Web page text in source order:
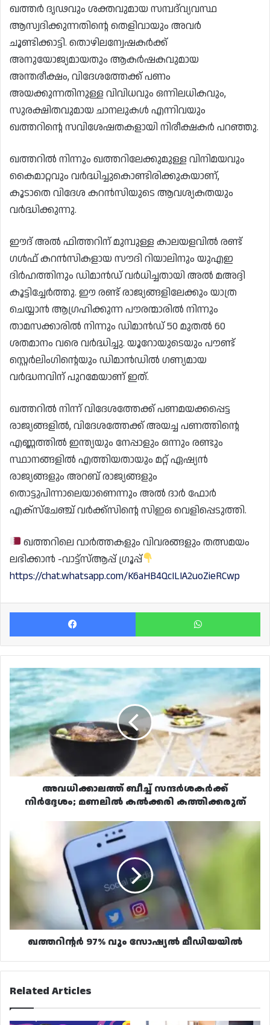
ഖത്തർ ദൃഢവും ശക്തവുമായ സമ്പദ്‌വ്യവസ്ഥ
ആസ്വദിക്കുന്നതിന്റെ തെളിവായും അവർ
ചൂണ്ടിക്കാട്ടി. തൊഴിലന്വേഷകർക്ക്
അനുയോജ്യമായതും ആകർഷകവുമായ
അന്തരീക്ഷം, വിദേശത്തേക്ക് പണം
അയക്കുന്നതിനുള്ള വിവിധവും ഒന്നിലധികവും,
സുരക്ഷിതവുമായ ചാനലുകൾ എന്നിവയും
ഖത്തറിന്റെ സവിശേഷതകളായി നിരീക്ഷകർ പറഞ്ഞു.
ഖത്തറിൽ നിന്നും ഖത്തറിലേക്കുമുള്ള വിനിമയവും
കൈമാറ്റവും വർദ്ധിച്ചുകൊണ്ടിരിക്കുകയാണ്,
കൂടാതെ വിദേശ കറൻസിയുടെ ആവശ്യകതയും
വർദ്ധിക്കുന്നു.
ഈദ് അൽ ഫിത്തറിന് മുമ്പുള്ള കാലയളവിൽ രണ്ട്
ഗൾഫ് കറൻസികളായ സൗദി റിയാലിനും യുഎഇ
ദിർഹത്തിനും ഡിമാൻഡ് വർധിച്ചതായി അൽ മഅദ്ദി
കൂട്ടിച്ചേർത്തു. ഈ രണ്ട് രാജ്യങ്ങളിലേക്കും യാത്ര
ചെയ്യാൻ ആഗ്രഹിക്കുന്ന പൗരന്മാരിൽ നിന്നും
താമസക്കാരിൽ നിന്നും ഡിമാൻഡ് 50 മുതൽ 60
ശതമാനം വരെ വർദ്ധിച്ചു. യൂറോയുടെയും പൗണ്ട്
സ്റ്റെർലിംഗിന്റെയും ഡിമാൻഡിൽ ഗണ്യമായ
വർദ്ധനവിന് പുറമേയാണ് ഇത്.
ഖത്തറിൽ നിന്ന് വിദേശത്തേക്ക് പണമയക്കപ്പെട്ട
രാജ്യങ്ങളിൽ, വിദേശത്തേക്ക് അയച്ച പണത്തിന്റെ
എണ്ണത്തിൽ ഇന്ത്യയും നേപ്പാളും ഒന്നും രണ്ടും
സ്ഥാനങ്ങളിൽ എത്തിയതായും മറ്റ് ഏഷ്യൻ
രാജ്യങ്ങളും അറബ് രാജ്യങ്ങളും
തൊട്ടുപിന്നാലെയാണെന്നും അൽ ദാർ ഫോർ
എക്‌സ്‌ചേഞ്ച് വർക്ക്‌സിന്റെ സിഇഒ വെളിപ്പെടുത്തി.
ഖത്തറിലെ വാർത്തകളും വിവരങ്ങളും തത്സമയം
ലഭിക്കാൻ -വാട്ട്സ്ആപ്പ് ഗ്രൂപ്പ്
https://chat.whatsapp.com/K6aHB4QcILIA2uoZieRCwp
Facebook
അവധിക്കാലത്ത്
ബീച്ച്
സന്ദർശകർക്ക്
നിർദ്ദേശം;
മണലിൽ
കൽക്കരി
കത്തിക്കരുത്
അവധിക്കാലത്ത് ബീച്ച് സന്ദർശകർക്ക്
നിർദ്ദേശം; മണലിൽ കൽക്കരി കത്തിക്കരുത്
97%
വും
സോഷ്യൽ
മീഡിയയിൽ
ഖത്തറിന്റർ 97% വും സോഷ്യൽ മീഡിയയിൽ
Related Articles